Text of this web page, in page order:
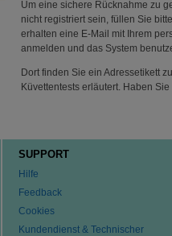
Um eine sichere Rücknahme zu
nicht registriert sein, füllen Sie
erhalten eine E-Mail mit Ihrem
anmelden und das System
Dort finden Sie ein Adressetikett
Küvettentests erläutert. Haben
SUPPORT
Hilfe
Feedback
Cookies
Kundendienst & Technischer